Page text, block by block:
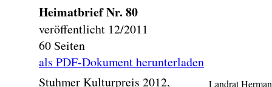
Heimatbrief Nr. 80
veröffentlicht 12/2011
60 Seiten
als PDF-Dokument herunterladen
Stuhmer Kulturpreis 2012,
Landrat